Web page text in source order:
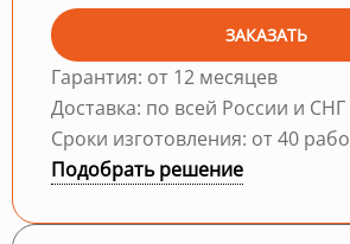
ЗАКАЗАТЬ
Гарантия: от 12 месяцев
Доставка: по всей России и СНГ
Сроки изготовления: от 40
Подобрать решение